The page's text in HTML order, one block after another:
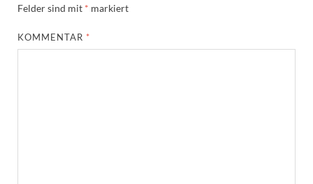
Felder sind mit * markiert
KOMMENTAR *